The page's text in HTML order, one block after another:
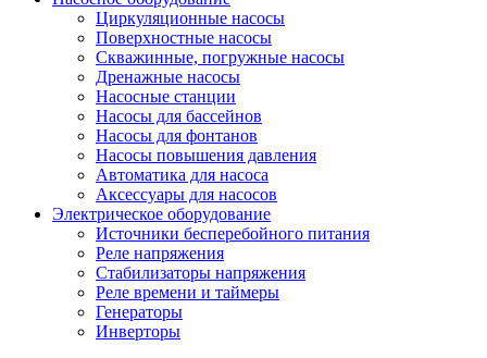
Циркуляционные насосы
Поверхностные насосы
Скважинные, погружные насосы
Дренажные насосы
Насосные станции
Насосы для бассейнов
Насосы для фонтанов
Насосы повышения давления
Автоматика для насоса
Аксессуары для насосов
Электрическое оборудование
Источники бесперебойного питания
Реле напряжения
Стабилизаторы напряжения
Реле времени и таймеры
Генераторы
Инверторы